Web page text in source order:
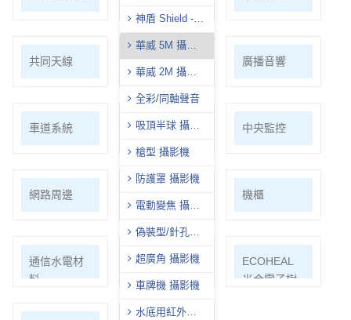
神盾 Shield -
2M 攝影機
華威 5M 攝影
機
華威 2M 攝影
全彩/同軸聲音
吸頂半球 攝影
槍型 攝影機
防護罩 攝影機
電動變焦 攝影
偽裝型/針孔型
超廣角 攝影機
車牌機 攝影機
水底用紅外線
共同天線 電話總機 廣播音響
車道系統
大哥大強波
器
中央監控
網路周邊
配/轉換
機櫃
通信水電材
料
Honeywell
ECOHEAL
光合電子樹